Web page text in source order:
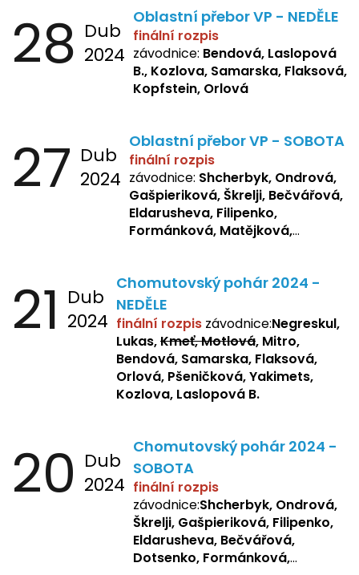
28 Dub
2024
Oblastní přebor VP - NEDĚLE
finální rozpis
závodnice: Bendová, Laslopová
B., Kozlova, Samarska, Flaksová,
Kopfstein, Orlová
27 Dub
2024
Oblastní přebor VP - SOBOTA
finální rozpis
závodnice: Shcherbyk, Ondrová,
Gašpieriková, Škrelji, Bečvářová,
Eldarusheva, Filipenko,
Formánková, Matějková,
Sochorová, Repetska, Lukas,
Negreskul, Mitro
21 Dub
2024
Chomutovský pohár 2024 -
NEDĚLE
finální rozpis závodnice:Negreskul,
Lukas,Kmeť, Motlová, Mitro,
Bendová, Samarska, Flaksová,
Orlová, Pšeničková, Yakimets,
Kozlova, Laslopová B.
20 Dub
2024
Chomutovský pohár 2024 -
SOBOTA
finální rozpis
závodnice:Shcherbyk, Ondrová,
Škrelji, Gašpieriková, Filipenko,
Eldarusheva, Bečvářová,
Dotsenko, Formánková,